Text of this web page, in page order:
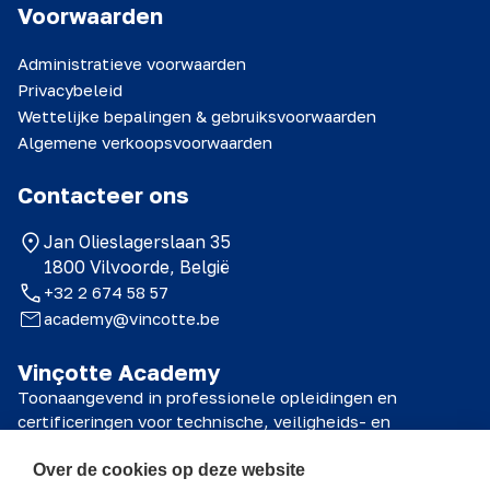
Vinçotte Academy
Toonaangevend in professionele opleidingen en
certificeringen voor technische, veiligheids- en
© 2026 Vinçotte Academy
Voorwaarden
Administratieve voorwaarden
Privacybeleid
Wettelijke bepalingen & gebruiksvoorwaarden
Algemene verkoopsvoorwaarden
Contacteer ons
Jan Olieslagerslaan 35
1800 Vilvoorde, België
+32 2 674 58 57
academy@vincotte.be
Over de cookies op deze website